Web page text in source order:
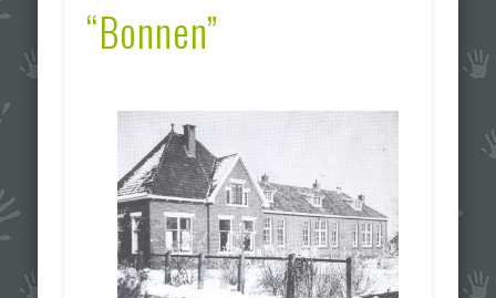
“Bonnen”